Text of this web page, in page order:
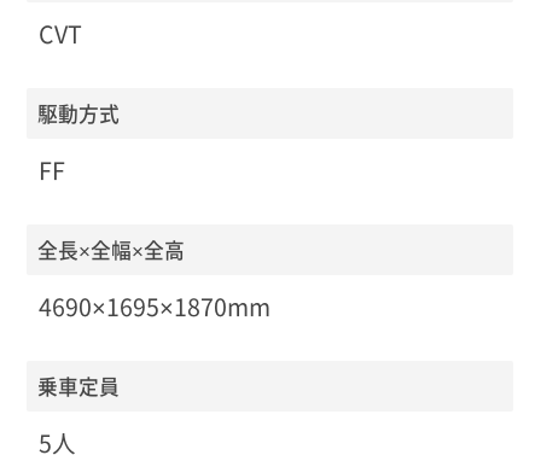
CVT
駆動方式
FF
全長×全幅×全高
4690×1695×1870mm
乗車定員
5人